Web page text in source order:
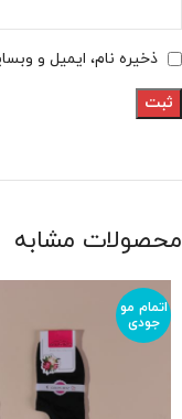
ذخیره نام، ایمیل و
محصولات مشابه
اتمام مو
جودی